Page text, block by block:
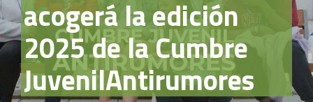
acogerá la edición
2025 de la Cumbre
JuvenilAntirumores